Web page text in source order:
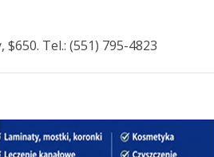
Tel.: (551) 795-4823